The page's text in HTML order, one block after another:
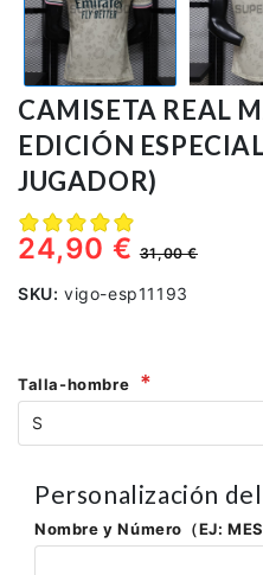
CAMISETA REAL
EDICIÓN
JUGADOR)
24,90 €31,00 €
SKU: vigo-esp11193
Talla-hombre
Personalización
Nombre y Número（EJ: